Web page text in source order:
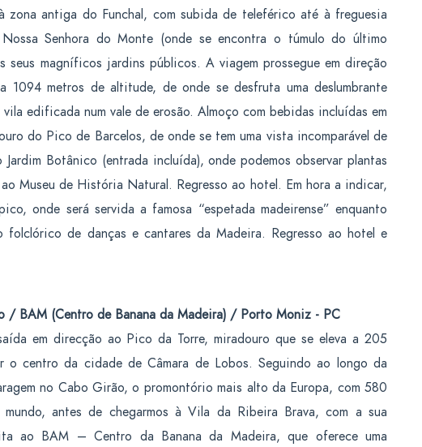
zona antiga do Funchal, com subida de teleférico até à freguesia
Senhora do Monte (onde se encontra o túmulo do último
seus magníficos jardins públicos. A viagem prossegue em direção
1094 metros de altitude, de onde se desfruta uma deslumbrante
edificada num vale de erosão. Almoço com bebidas incluídas em
do Pico de Barcelos, de onde se tem uma vista incomparável de
Botânico (entrada incluída), onde podemos observar plantas
Museu de História Natural. Regresso ao hotel. Em hora a indicar,
onde será servida a famosa “espetada madeirense” enquanto
folclórico de danças e cantares da Madeira. Regresso ao hotel e
BAM (Centro de Banana da Madeira) / Porto Moniz - PC
em direcção ao Pico da Torre, miradouro que se eleva a 205
o centro da cidade de Câmara de Lobos. Seguindo ao longo da
no Cabo Girão, o promontório mais alto da Europa, com 580
antes de chegarmos à Vila da Ribeira Brava, com a sua
ao BAM – Centro da Banana da Madeira, que oferece uma